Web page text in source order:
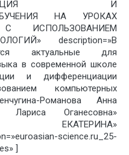
И
НА УРОКАХ
ИСПОЛЬЗОВАНИЕМ
description=»В
актуальные для
в современной школе
и дифференциации
компьютерных
Романова Анна
Лариса Оганесовна»
ЕКАТЕРИНА»
science.ru_25-
]